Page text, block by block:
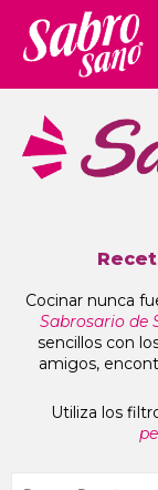
Cocinar nunca
Sabrosario de
sencillos con
amigos,
Utiliza los